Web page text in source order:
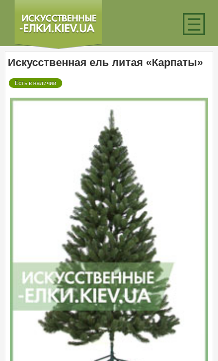
☰
Искусственная ель литая «Карпаты»
Есть в наличии